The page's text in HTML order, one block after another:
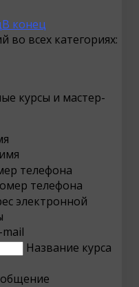
В конец
во всех категориях:
курсы и мастер-
телефона
телефона
электронной
Название курса